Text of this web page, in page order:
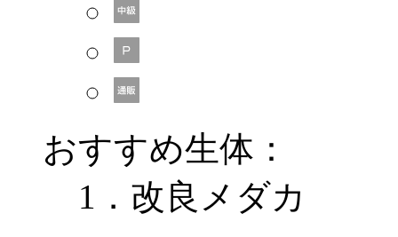
おすすめ生体：
1．改良メダカ